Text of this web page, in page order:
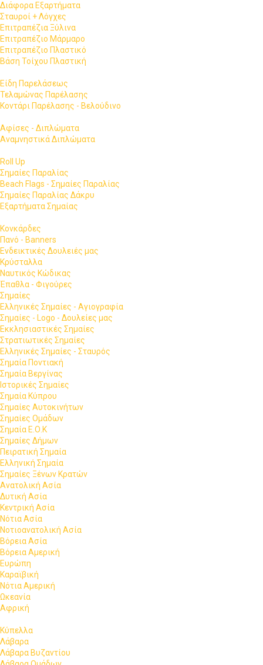
Διάφορα Εξαρτήματα
Σταυροί + Λόγχες
Επιτραπέζια Ξύλινα
Επιτραπέζιο Μάρμαρο
Επιτραπέζιο Πλαστικό
Βάση Τοίχου Πλαστική
Είδη Παρελάσεως
Τελαμώνας Παρέλασης
Κοντάρι Παρέλασης - Βελούδινο
Αφίσες - Διπλώματα
Αναμνηστικά Διπλώματα
Roll Up
Σημαίες Παραλίας
Beach Flags - Σημαίες Παραλίας
Σημαίες Παραλίας Δάκρυ
Εξαρτήματα Σημαίας
Κονκάρδες
Πανό - Banners
Ενδεικτικές Δουλειές μας
Κρύσταλλα
Ναυτικός Κώδικας
Έπαθλα - Φιγούρες
Σημαίες
Ελληνικές Σημαίες - Αγιογραφία
Σημαίες - Logo - Δουλείες μας
Εκκλησιαστικές Σημαίες
Στρατιωτικές Σημαίες
Ελληνικές Σημαίες - Σταυρός
Σημαία Ποντιακή
Σημαία Βεργίνας
Ιστορικές Σημαίες
Σημαία Κύπρου
Σημαίες Αυτοκινήτων
Σημαίες Ομάδων
Σημαία Ε.Ο.Κ
Σημαίες Δήμων
Πειρατική Σημαία
Ελληνική Σημαία
Σημαίες Ξένων Κρατών
Ανατολική Ασία
Δυτική Ασία
Κεντρική Ασία
Νότια Ασία
Νοτιοανατολική Ασία
Βόρεια Ασία
Βόρεια Αμερική
Ευρώπη
Καραϊβική
Νότια Αμερική
Ωκεανία
Αφρική
Κύπελλα
Λάβαρα
Λάβαρα Βυζαντίου